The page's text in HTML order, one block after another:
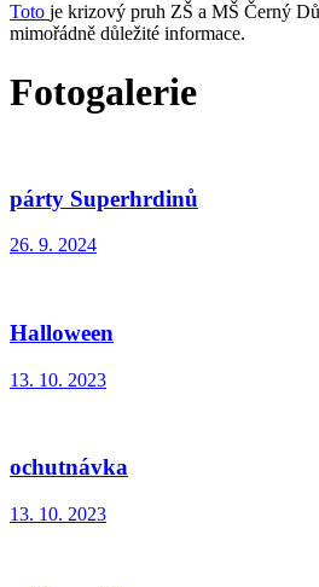
Toto je krizový pruh ZŠ a MŠ Černý
mimořádně důležité informace.
Fotogalerie
párty Superhrdinů
26. 9. 2024
Halloween
13. 10. 2023
ochutnávka
13. 10. 2023